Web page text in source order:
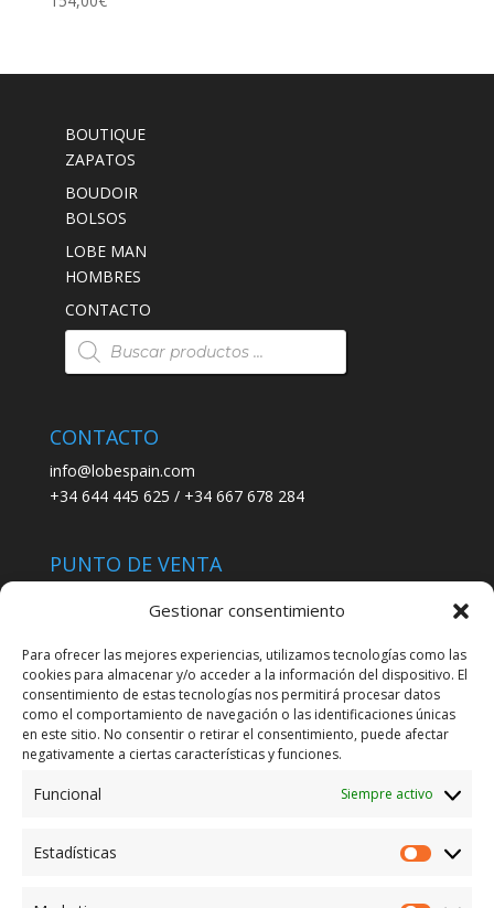
Gestionar consentimiento
Para ofrecer las mejores experiencias, utilizamos tecnologías como las
cookies para almacenar y/o acceder a la información del dispositivo. El
consentimiento de estas tecnologías nos permitirá procesar datos
como el comportamiento de navegación o las identificaciones únicas
en este sitio. No consentir o retirar el consentimiento, puede afectar
negativamente a ciertas características y funciones.
Funcional Siempre activo
Estadísticas
BOUTIQUE
ZAPATOS
BOUDOIR
BOLSOS
LOBE MAN
HOMBRES
CONTACTO
Búsqueda
de
productos
CONTACTO
info@lobespain.com
+34 644 445 625 / +34 667 678 284
PUNTO DE VENTA
C/ San José 6, 11004 Cádiz
LEGAL
POLÍTICA DE ENVÍO
TERMINOS Y CONDICIONES